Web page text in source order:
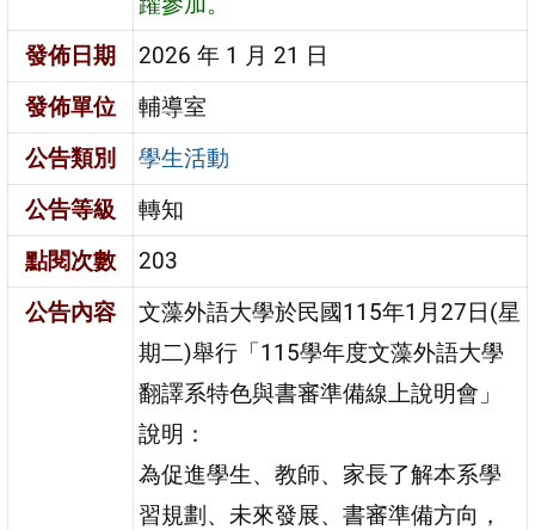
發佈日期
2026 年 1 月 21 日
發佈單位
輔導室
公告類別
學生活動
公告等級
轉知
點閱次數
203
公告內容
文藻外語大學於民國115年1月27日(星
期二)舉行「115學年度文藻外語大學
翻譯系特色與書審準備線上說明會」
說明：
為促進學生、教師、家長了解本系學
習規劃、未來發展、書審準備方向，